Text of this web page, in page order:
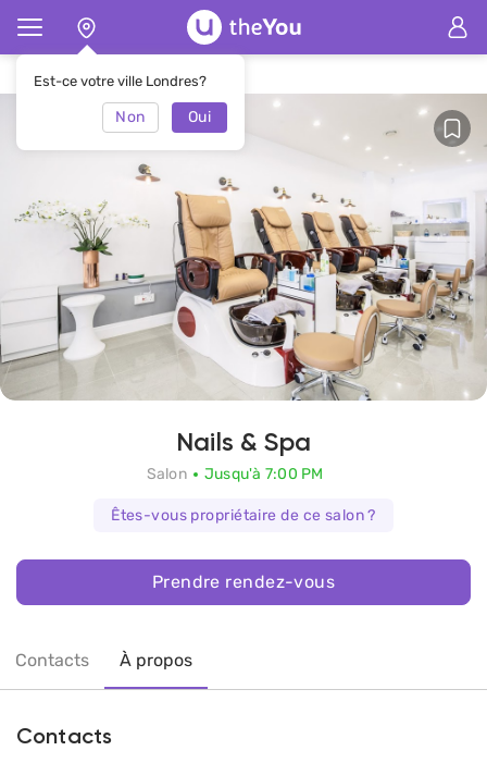
Est-ce votre ville Londres?
Non Oui
Page d'accueil Salon Nails & Spa
Nails & Spa
Salon Jusqu'à 7:00 PM
Êtes-vous propriétaire de ce salon ?
Prendre rendez-vous
Contacts À propos
Contacts